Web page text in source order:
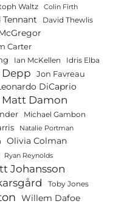
Waltz Colin Firth
Tennant David Thewlis
Carter
Ian McKellen Idris Elba
Depp Jon Favreau
DiCaprio
Matt Damon
Michael Gambon
Natalie Portman
Olivia Colman
Ryan Reynolds
Johansson
Toby Jones
Willem Dafoe